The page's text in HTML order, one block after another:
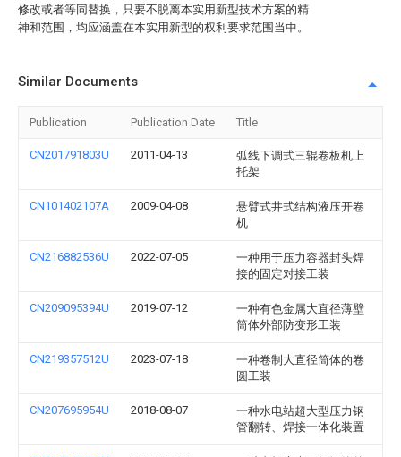
修改或者等同替换，只要不脱离本实用新型技术方案的精
神和范围，均应涵盖在本实用新型的权利要求范围当中。
Similar Documents
Publication Publication Date Title
CN201791803U 2011-04-13
弧线下调式三辊卷板机上
托架
CN101402107A 2009-04-08
悬臂式井式结构液压开卷
机
CN216882536U 2022-07-05
一种用于压力容器封头焊
接的固定对接工装
CN209095394U 2019-07-12
一种有色金属大直径薄壁
筒体外部防变形工装
CN219357512U 2023-07-18
一种卷制大直径筒体的卷
圆工装
CN207695954U 2018-08-07
一种水电站超大型压力钢
管翻转、焊接一体化装置